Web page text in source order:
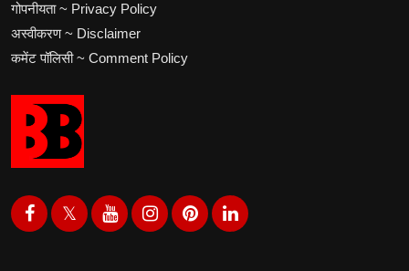
गोपनीयता ~ Privacy Policy
अस्वीकरण ~ Disclaimer
कमेंट पॉलिसी ~ Comment Policy